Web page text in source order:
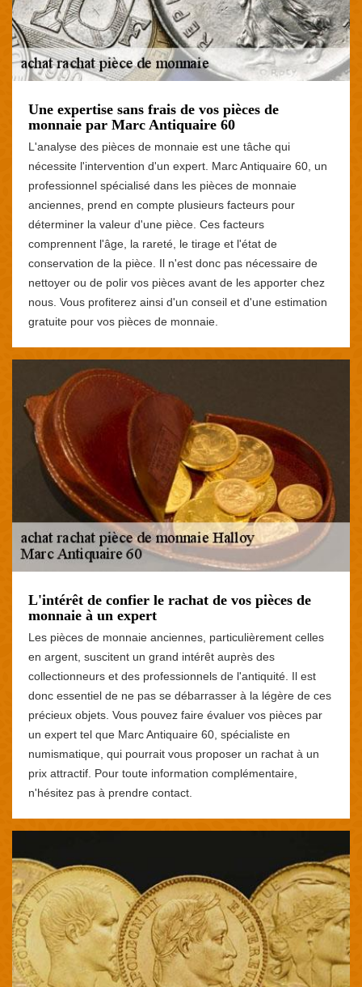
Une expertise sans frais de vos pièces de
monnaie par Marc Antiquaire 60
L'analyse des pièces de monnaie est une tâche qui
nécessite l'intervention d'un expert. Marc Antiquaire 60, un
professionnel spécialisé dans les pièces de monnaie
anciennes, prend en compte plusieurs facteurs pour
déterminer la valeur d'une pièce. Ces facteurs
comprennent l'âge, la rareté, le tirage et l'état de
conservation de la pièce. Il n'est donc pas nécessaire de
nettoyer ou de polir vos pièces avant de les apporter chez
nous. Vous profiterez ainsi d'un conseil et d'une estimation
gratuite pour vos pièces de monnaie.
L'intérêt de confier le rachat de vos pièces de
monnaie à un expert
Les pièces de monnaie anciennes, particulièrement celles
en argent, suscitent un grand intérêt auprès des
collectionneurs et des professionnels de l'antiquité. Il est
donc essentiel de ne pas se débarrasser à la légère de ces
précieux objets. Vous pouvez faire évaluer vos pièces par
un expert tel que Marc Antiquaire 60, spécialiste en
numismatique, qui pourrait vous proposer un rachat à un
prix attractif. Pour toute information complémentaire,
n'hésitez pas à prendre contact.